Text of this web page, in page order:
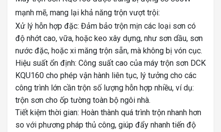
mạnh mẽ, mang lại khả năng trộn vượt trội:
Xử lý hỗn hợp đặc: Đảm bảo trộn mịn các loại sơn có
độ nhớt cao, vữa, hoặc keo xây dựng, như sơn dầu, sơn
nước đặc, hoặc xi măng trộn sẵn, mà không bị vón cục.
Hiệu suất ổn định: Công suất cao của máy trộn sơn DCK
KQU160 cho phép vận hành liên tục, lý tưởng cho các
công trình lớn cần trộn số lượng hỗn hợp nhiều, ví dụ:
trộn sơn cho ốp tường toàn bộ ngôi nhà.
Tiết kiệm thời gian: Hoàn thành quá trình trộn nhanh hơn
so với phương pháp thủ công, giúp đẩy nhanh tiến độ